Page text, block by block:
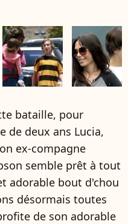
bataille, pour
de deux ans Lucia,
ex-compagne
semble prêt à tout
adorable bout d'chou
désormais toutes
de son adorable